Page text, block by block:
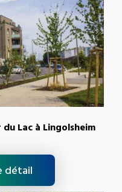
Lac à Lingolsheim
détail